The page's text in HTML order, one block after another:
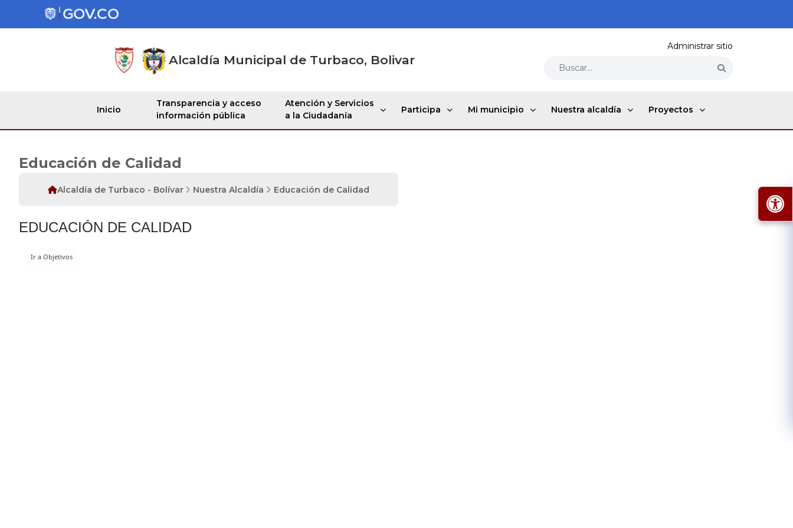
Alcaldía Municipal de Turbaco, Bolivar
Administrar sitio
Buscar...
Inicio
Transparencia y acceso
información pública
Atención y Servicios
a la Ciudadanía
Participa Mi municipio Nuestra alcaldía Proyectos
Educación de Calidad
Alcaldía de Turbaco - Bolívar Nuestra Alcaldía Educación de Calidad
EDUCACIÓN DE CALIDAD